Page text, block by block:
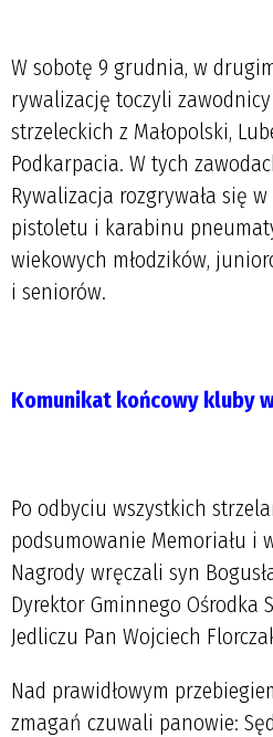
W sobotę 9 grudnia, w
rywalizację toczyli
strzeleckich z Małopolski,
Podkarpacia. W tych
Rywalizacja rozgrywała się
pistoletu i karabinu
wiekowych młodzików,
i seniorów.
Komunikat końcowy kluby
Po odbyciu wszystkich
podsumowanie Memoriału i
Nagrody wręczali syn
Dyrektor Gminnego Ośrodka
Jedliczu Pan Wojciech
Nad prawidłowym
zmagań czuwali panowie: